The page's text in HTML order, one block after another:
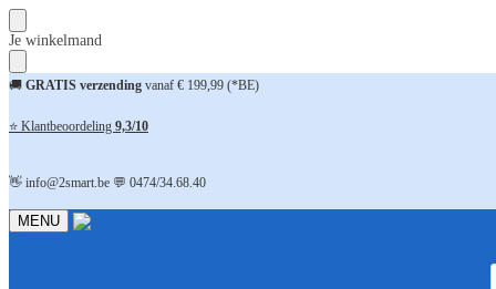
Skip
to
navigation
Skip
to
content
Je winkelmand
🚚 GRATIS verzending vanaf € 199,99 (*BE)
⭐ Klantbeoordeling 9,3/10
👋 info@2smart.be 💬 0474/34.68.40
MENU